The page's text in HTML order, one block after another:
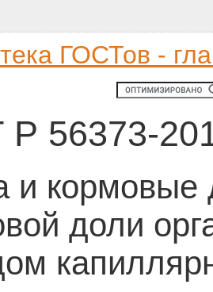
ГОСТов -
56373-
и кормовые
доли